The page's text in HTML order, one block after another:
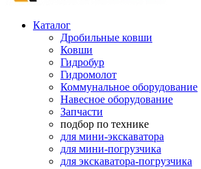
Каталог
Дробильные ковши
Ковши
Гидробур
Гидромолот
Коммунальное оборудование
Навесное оборудование
Запчасти
подбор по технике
для мини-экскаватора
для мини-погрузчика
для экскаватора-погрузчика